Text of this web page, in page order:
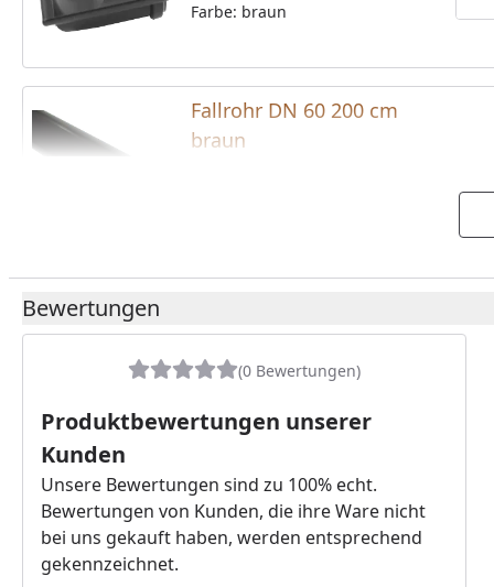
Farbe: braun
Fallrohr DN 60 200 cm
braun
Bewertungen
(0 Bewertungen)
Produktbewertungen unserer
Kunden
Unsere Bewertungen sind zu 100% echt.
Bewertungen von Kunden, die ihre Ware nicht
bei uns gekauft haben, werden entsprechend
gekennzeichnet.